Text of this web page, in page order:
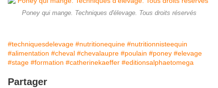
Poney qui mange. Techniques d'élevage. Tous droits réservés
#techniquesdelevage #nutritionequine #nutritionnisteequin
#alimentation #cheval #chevalaupre #poulain #poney #elevage
#stage #formation #catherinekaeffer #editionsalphaetomega
Partager